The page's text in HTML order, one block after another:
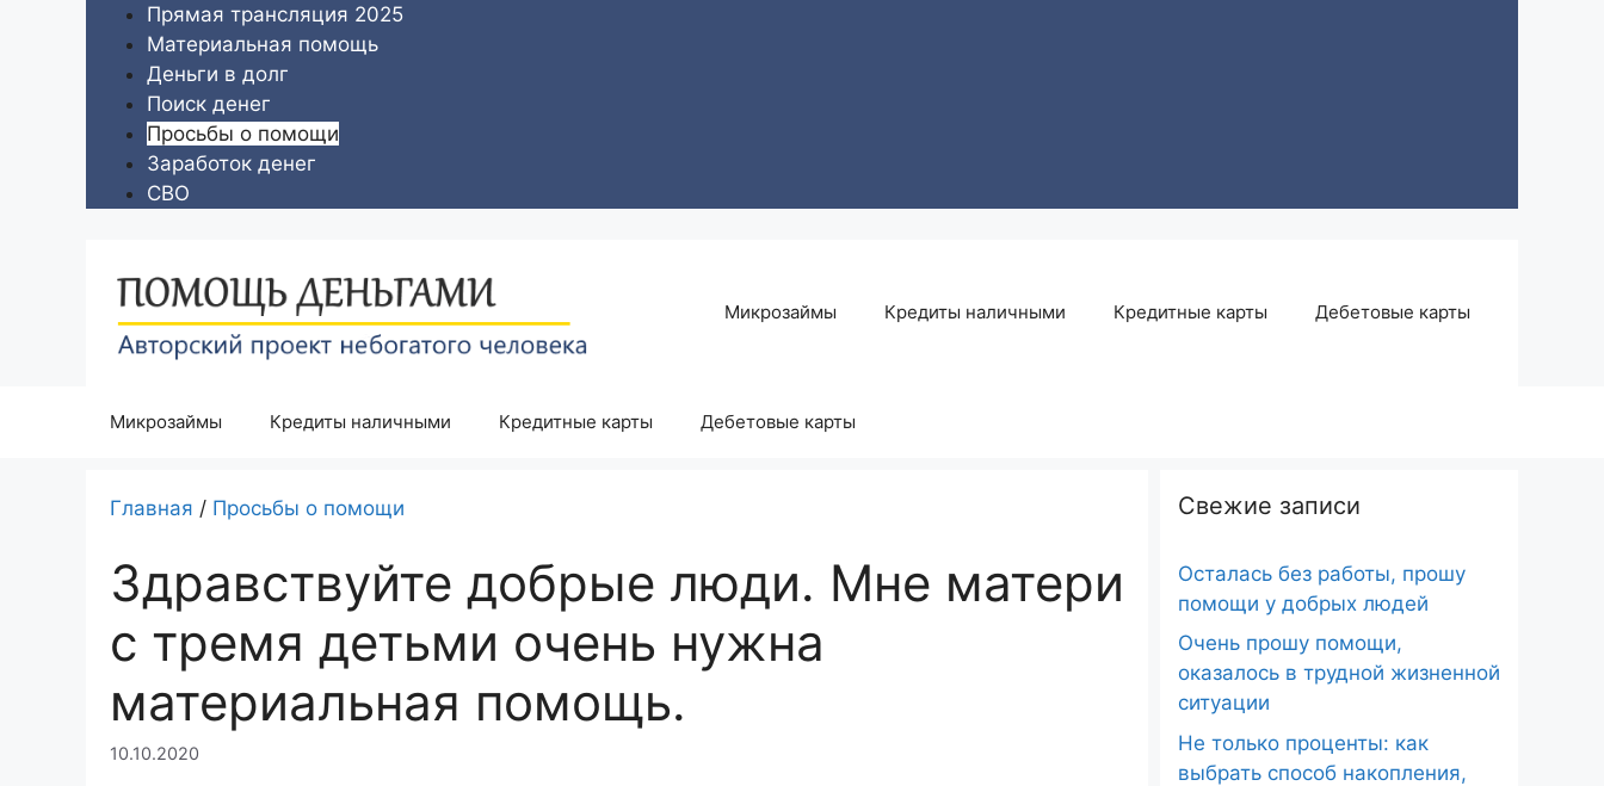
содержимому
Прямая трансляция 2025
Материальная помощь
Деньги в долг
Поиск денег
Просьбы о помощи
Заработок денег
СВО
Микрозаймы Кредиты наличными Кредитные карты Дебетовые карты
Микрозаймы Кредиты наличными Кредитные карты Дебетовые карты
Главная / Просьбы о помощи
Здравствуйте добрые люди. Мне матери
с тремя детьми очень нужна
материальная помощь.
10.10.2020
Свежие записи
Осталась без работы, прошу
помощи у добрых людей
Очень прошу помощи,
оказалось в трудной жизненной
ситуации
Не только проценты: как
выбрать способ накопления,